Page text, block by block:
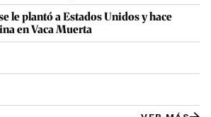
le plantó a Estados Unidos y hace
en Vaca Muerta